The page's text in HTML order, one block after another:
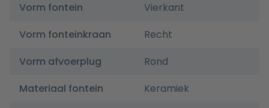
Vorm fontein
Vierkant
Vorm fonteinkraan
Recht
Vorm afvoerplug
Rond
Materiaal fontein
Keramiek